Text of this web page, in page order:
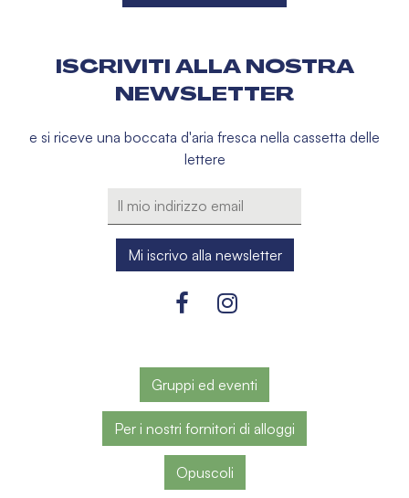
ISCRIVITI ALLA NOSTRA
NEWSLETTER
e si riceve una boccata d'aria fresca nella cassetta delle
lettere
Gruppi ed eventi
Per i nostri fornitori di alloggi
Opuscoli